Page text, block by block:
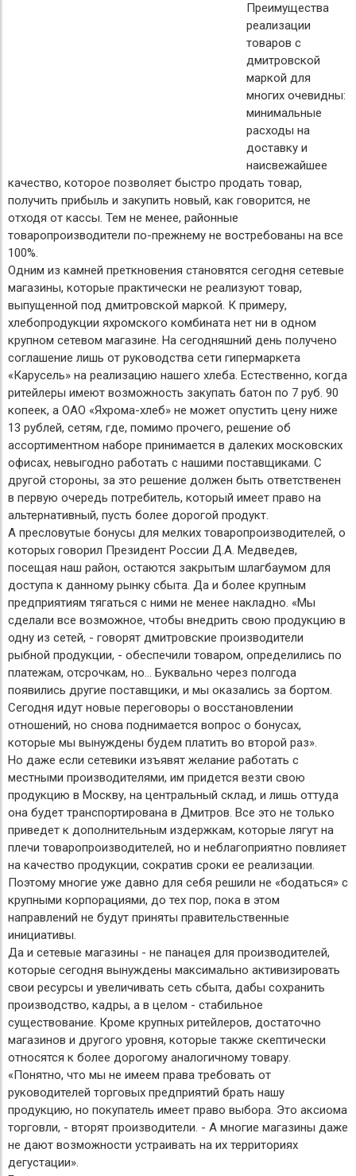
Преимущества
реализации
товаров с
дмитровской
маркой для
многих очевидны:
минимальные
расходы на
доставку и
наисвежайшее
качество, которое позволяет быстро продать товар,
получить прибыль и закупить новый, как говорится, не
отходя от кассы. Тем не менее, районные
товаропроизводители по-прежнему не востребованы на все
100%.
Одним из камней преткновения становятся сегодня сетевые
магазины, которые практически не реализуют товар,
выпущенной под дмитровской маркой. К примеру,
хлебопродукции яхромского комбината нет ни в одном
крупном сетевом магазине. На сегодняшний день получено
соглашение лишь от руководства сети гипермаркета
«Карусель» на реализацию нашего хлеба. Естественно, когда
ритейлеры имеют возможность закупать батон по 7 руб. 90
копеек, а ОАО «Яхрома-хлеб» не может опустить цену ниже
13 рублей, сетям, где, помимо прочего, решение об
ассортиментном наборе принимается в далеких московских
офисах, невыгодно работать с нашими поставщиками. С
другой стороны, за это решение должен быть ответственен
в первую очередь потребитель, который имеет право на
альтернативный, пусть более дорогой продукт.
А пресловутые бонусы для мелких товаропроизводителей, о
которых говорил Президент России Д.А. Медведев,
посещая наш район, остаются закрытым шлагбаумом для
доступа к данному рынку сбыта. Да и более крупным
предприятиям тягаться с ними не менее накладно. «Мы
сделали все возможное, чтобы внедрить свою продукцию в
одну из сетей, - говорят дмитровские производители
рыбной продукции, - обеспечили товаром, определились по
платежам, отсрочкам, но… Буквально через полгода
появились другие поставщики, и мы оказались за бортом.
Сегодня идут новые переговоры о восстановлении
отношений, но снова поднимается вопрос о бонусах,
которые мы вынуждены будем платить во второй раз».
Но даже если сетевики изъявят желание работать с
местными производителями, им придется везти свою
продукцию в Москву, на центральный склад, и лишь оттуда
она будет транспортирована в Дмитров. Все это не только
приведет к дополнительным издержкам, которые лягут на
плечи товаропроизводителей, но и неблагоприятно повлияет
на качество продукции, сократив сроки ее реализации.
Поэтому многие уже давно для себя решили не «бодаться» с
крупными корпорациями, до тех пор, пока в этом
направлений не будут приняты правительственные
инициативы.
Да и сетевые магазины - не панацея для производителей,
которые сегодня вынуждены максимально активизировать
свои ресурсы и увеличивать сеть сбыта, дабы сохранить
производство, кадры, а в целом - стабильное
существование. Кроме крупных ритейлеров, достаточно
магазинов и другого уровня, которые также скептически
относятся к более дорогому аналогичному товару.
«Понятно, что мы не имеем права требовать от
руководителей торговых предприятий брать нашу
продукцию, но покупатель имеет право выбора. Это аксиома
торговли, - вторят производители. - А многие магазины даже
не дают возможности устраивать на их территориях
дегустации».